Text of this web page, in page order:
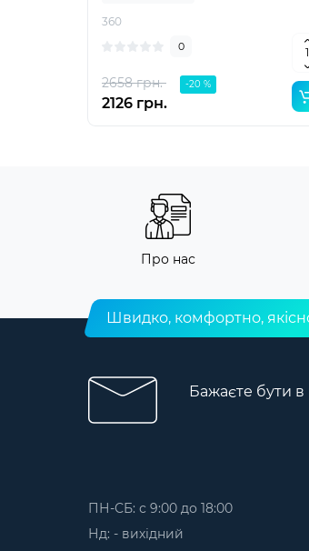
360
0
2658 грн. -20 %
2126 грн.
Про нас
Швидко, комфортно,
Бажаєте бути в
ПН-СБ: с 9:00 до 18:00
Нд: - вихідний